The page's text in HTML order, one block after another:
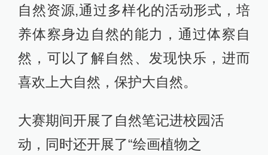
自然资源,通过多样化的活动形式，培
养体察身边自然的能力，通过体察自
然，可以了解自然、发现快乐，进而
喜欢上大自然，保护大自然。
大赛期间开展了自然笔记进校园活
动，同时还开展了“绘画植物之